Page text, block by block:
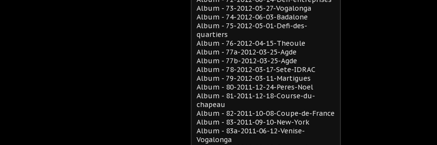
Album - 73-2012-05-27-Vogalonga
Album - 74-2012-06-03-Badalone
Album - 75-2012-05-01-Defi-des-
quartiers
Album - 76-2012-04-15-Theoule
Album - 77a-2012-03-25-Agde
Album - 77b-2012-03-25-Agde
Album - 78-2012-03-17-Sete-IDRAC
Album - 79-2012-03-11-Martigues
Album - 80-2011-12-24-Peres-Noel
Album - 81-2011-12-18-Course-du-
chapeau
Album - 82-2011-10-08-Coupe-de-France
Album - 83-2011-09-10-New-York
Album - 83a-2011-06-12-Venise-
Vogalonga